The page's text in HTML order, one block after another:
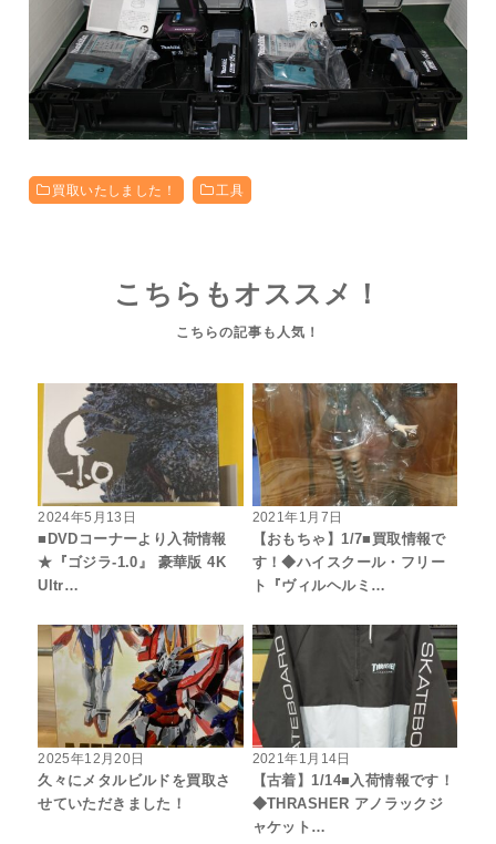
買取いたしました！ 工具
こちらもオススメ！
2024年5月13日
■DVDコーナーより入荷情報
★『ゴジラ-1.0』 豪華版 4K
Ultr…
2021年1月7日
【おもちゃ】1/7■買取情報で
す！◆ハイスクール・フリー
ト『ヴィルヘルミ…
2025年12月20日
久々にメタルビルドを買取さ
せていただきました！
2021年1月14日
【古着】1/14■入荷情報です！
◆THRASHER アノラックジ
ャケット…